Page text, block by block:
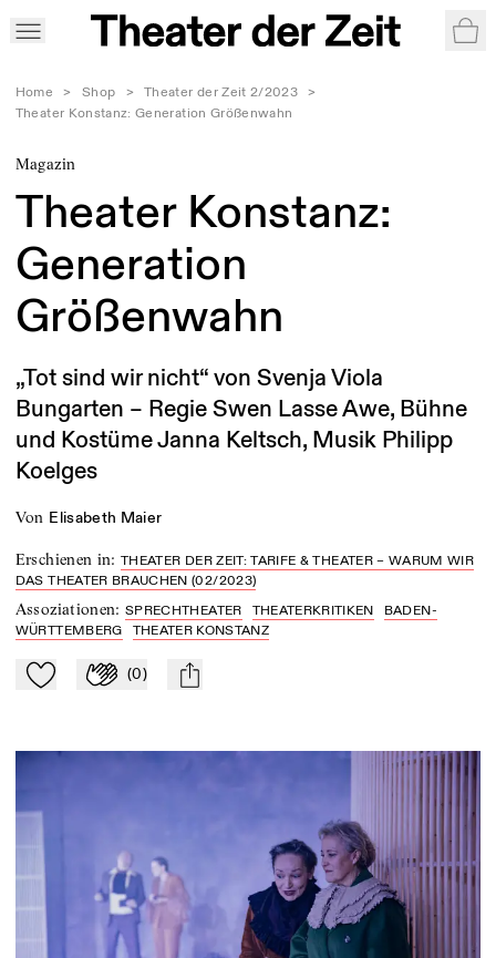
Home > Shop > Theater der Zeit 2/2023
>
Theater Konstanz: Generation Größenwahn
Magazin
Theater Konstanz:
Generation
Größenwahn
„Tot sind wir nicht“ von Svenja Viola
Bungarten – Regie Swen Lasse Awe, Bühne
und Kostüme Janna Keltsch, Musik Philipp
Koelges
von Elisabeth Maier
Erschienen in:THEATER DER ZEIT: TARIFE & THEATER – WARUM WIR
DAS THEATER BRAUCHEN (02/2023)
Assoziationen:SPRECHTHEATER THEATERKRITIKEN
BADEN-
WÜRTTEMBERG
THEATER KONSTANZ
Zu Mein-TdZ hinzufügen
Applaudieren
(0) mail